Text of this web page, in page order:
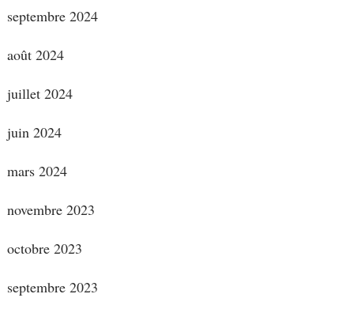
septembre 2024
août 2024
juillet 2024
juin 2024
mars 2024
novembre 2023
octobre 2023
septembre 2023